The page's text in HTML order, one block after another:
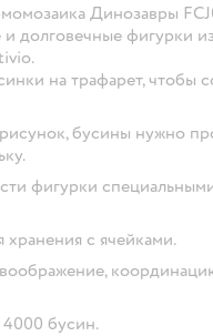
Динозавры
и долговечные фигурки из
на трафарет, чтобы
бусины нужно
фигурки
с ячейками.
бусин.